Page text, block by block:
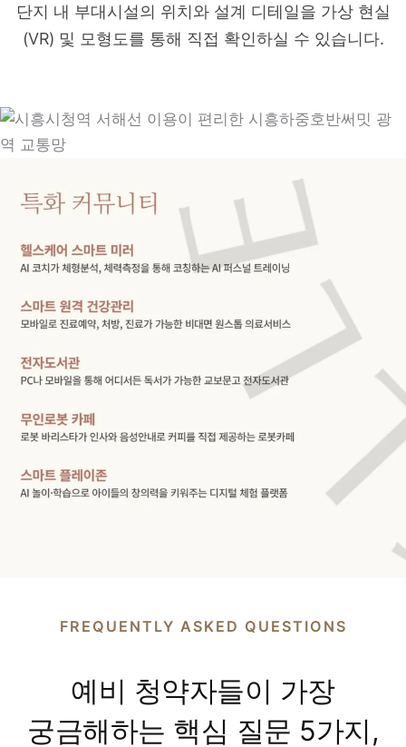
단지 내 부대시설의 위치와 설계 디테일을 가상 현실
(VR) 및 모형도를 통해 직접 확인하실 수 있습니다.
FREQUENTLY ASKED QUESTIONS
예비 청약자들이 가장
궁금해하는 핵심 질문 5가지,